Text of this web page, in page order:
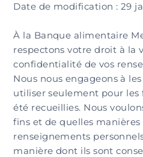
Date de modification : 29
À la Banque alimentaire
respectons votre droit à la
confidentialité de vos
Nous nous engageons à
utiliser seulement pour les
été recueillies. Nous
fins et de quelles
renseignements
manière dont ils sont